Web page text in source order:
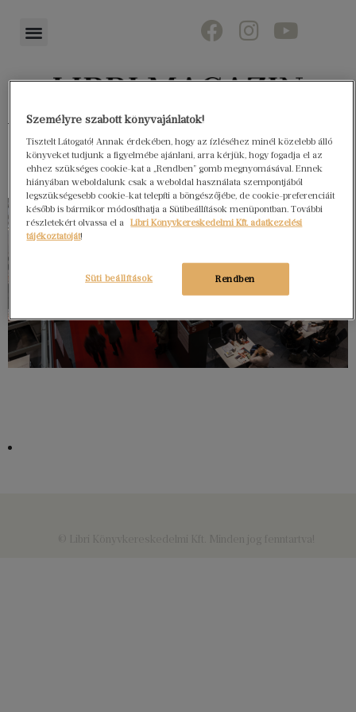
Könyvektől az olvasókig
Személyre szabott könyvajánlatok!
Tisztelt Látogató! Annak érdekében, hogy az ízléséhez minél közelebb álló
könyveket tudjunk a figyelmébe ajánlani, arra kérjük, hogy fogadja el az
ehhez szükséges cookie-kat a „Rendben” gomb megnyomásával. Ennek
hiányában weboldalunk csak a weboldal használata szempontjából
legszükségesebb cookie-kat telepíti a böngészőjébe, de cookie-preferenciáit
később is bármikor módosíthatja a Sütibeállítások menüpontban. További
részletekért olvassa el a
Libri Könyvkereskedelmi Kft. adatkezelési
tájékoztatóját!
Rendben
Süti beállítások